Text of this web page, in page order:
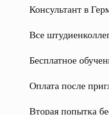
Консультант в
Все
Бесплатное
Оплата после
Вторая попытка